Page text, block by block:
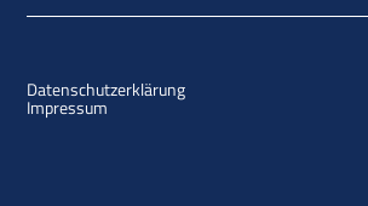
Datenschutzerklärung
Impressum